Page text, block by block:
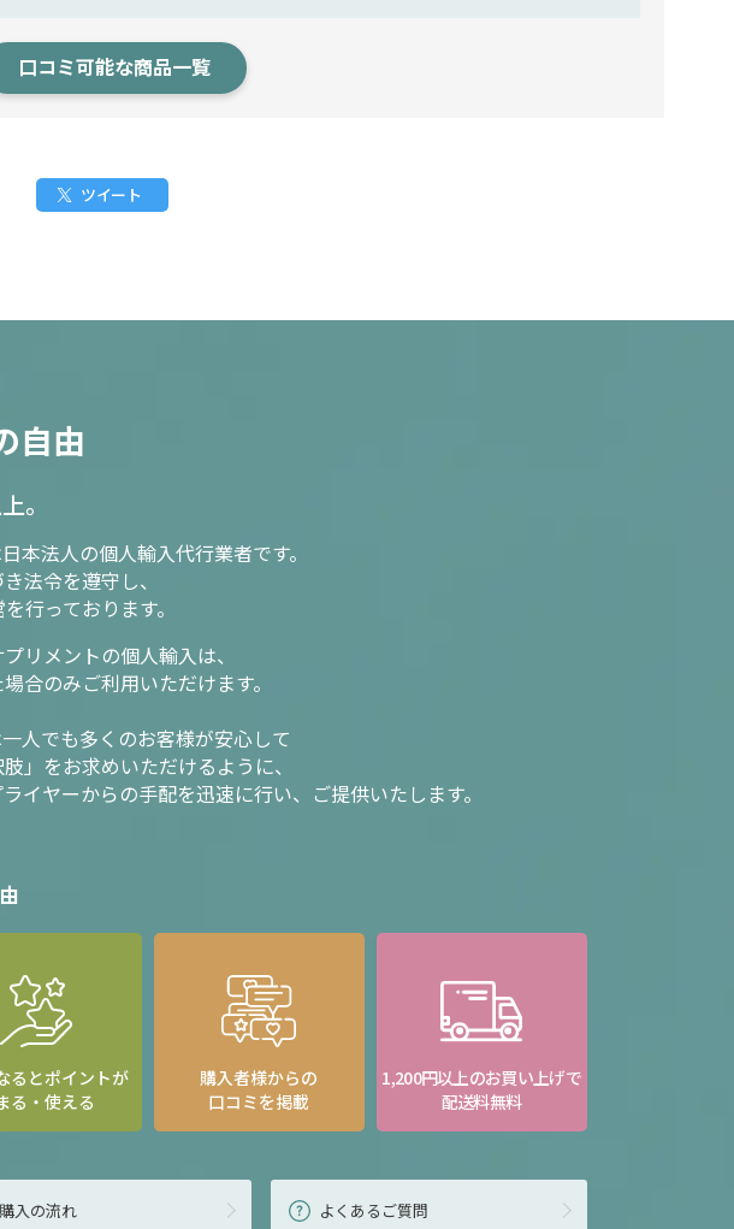
口コミ可能な商品一覧
ツイート
自由
。
本法人の個人輸入代行業者です。
法令を遵守し、
行っております。
リメントの個人輸入は、
合のみご利用いただけます。
人でも多くのお客様が安心して
」をお求めいただけるように、
イヤーからの手配を迅速に行い、ご提供いたします。
るとポイントが
る・使える
購入者様からの
口コミを掲載
1,200円以上のお買い上げで
配送料無料
入の流れ よくあるご質問